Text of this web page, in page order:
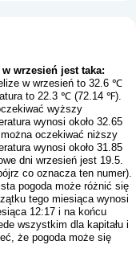
wrzesień jest taka:
w wrzesień to 32.6 ℃
to 22.3 ℃ (72.14 ℉).
wyższy
wynosi około 32.65
oczekiwać niższy
wynosi około 31.85
dni wrzesień jest 19.5.
co oznacza ten numer).
pogoda może różnić się
tego miesiąca wynosi
12:17 i na końcu
wszystkim dla kapitału i
że pogoda może się